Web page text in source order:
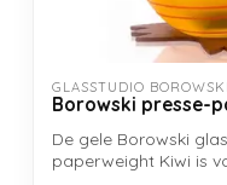
GLASSTUDIO BOROWSKI
Borowski presse-
De gele Borowski
paperweight Kiwi is